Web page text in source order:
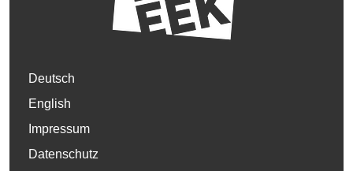
Deutsch
English
Impressum
Datenschutz